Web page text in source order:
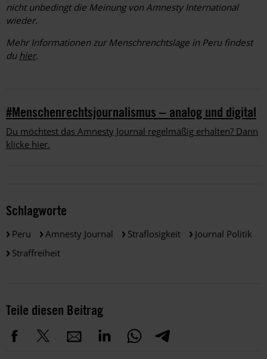
nicht unbedingt die Meinung von Amnesty International
wieder.
Mehr Informationen zur Menschrenchtslage in Peru findest
du hier.
#Menschenrechtsjournalismus – analog und digital
Du möchtest das Amnesty Journal regelmäßig erhalten? Dann
klicke hier.
Schlagworte
Peru Amnesty Journal Straflosigkeit
Journal Politik
Straffreiheit
Teile diesen Beitrag